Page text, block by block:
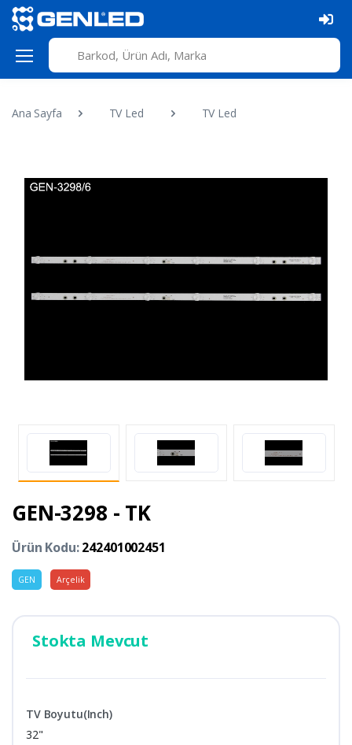
Ana Sayfa TV Led TV Led
GEN-3298 - TK
Ürün Kodu:242401002451
GEN Arçelik
Stokta Mevcut
TV Boyutu(Inch)
32"